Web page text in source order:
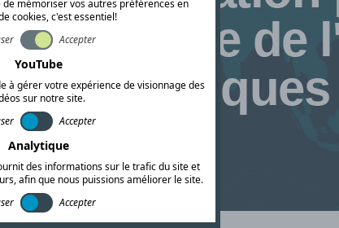
nationale de
éthiques
mémoriser vos autres préférences en
cookies, c'est essentiel!
Accepter
YouTube
à gérer votre expérience de visionnage des
sur notre site.
Accepter
Analytique
des informations sur le trafic du site et
afin que nous puissions améliorer le site.
Accepter